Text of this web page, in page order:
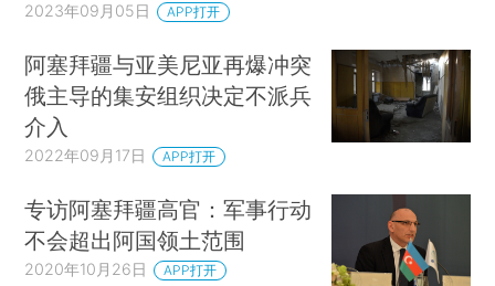
2023年09月05日 APP打开
阿塞拜疆与亚美尼亚再爆冲突
俄主导的集安组织决定不派兵
介入
2022年09月17日 APP打开
专访阿塞拜疆高官：军事行动
不会超出阿国领土范围
2020年10月26日 APP打开